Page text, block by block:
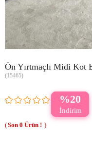
Ön Yırtmaçlı Midi Kot
(15465)
20
0